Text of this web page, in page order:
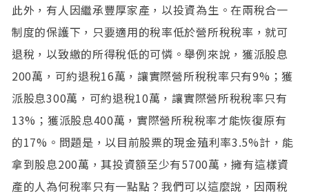
此外，有人因繼承豐厚家產，以投資為生。在兩稅合一
制度的保護下，只要適用的稅率低於營所稅稅率，就可
退稅，以致繳的所得稅低的可憐。舉例來說，獲派股息
200萬，可約退稅16萬，讓實際營所稅稅率只有9%；獲
派股息300萬，可約退稅10萬，讓實際營所稅稅率只有
13%；獲派股息400萬，實際營所稅稅率才能恢復原有
的17%。問題是，以目前股票的現金殖利率3.5%計，能
拿到股息200萬，其投資額至少有5700萬，擁有這樣資
產的人為何稅率只有一點點？我們可以這麼說，因兩稅